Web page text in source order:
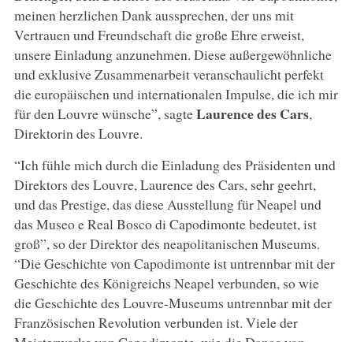
meinen herzlichen Dank aussprechen, der uns mit
Vertrauen und Freundschaft die große Ehre erweist,
unsere Einladung anzunehmen. Diese außergewöhnliche
und exklusive Zusammenarbeit veranschaulicht perfekt
die europäischen und internationalen Impulse, die ich mir
für den Louvre wünsche”, sagteLaurence des Cars,
Direktorin des Louvre.
“Ich fühle mich durch die Einladung des Präsidenten und
Direktors des Louvre, Laurence des Cars, sehr geehrt,
und das Prestige, das diese Ausstellung für Neapel und
das Museo e Real Bosco di Capodimonte bedeutet, ist
groß”, so der Direktor des neapolitanischen Museums.
“Die Geschichte von Capodimonte ist untrennbar mit der
Geschichte des Königreichs Neapel verbunden, so wie
die Geschichte des Louvre-Museums untrennbar mit der
Französischen Revolution verbunden ist. Viele der